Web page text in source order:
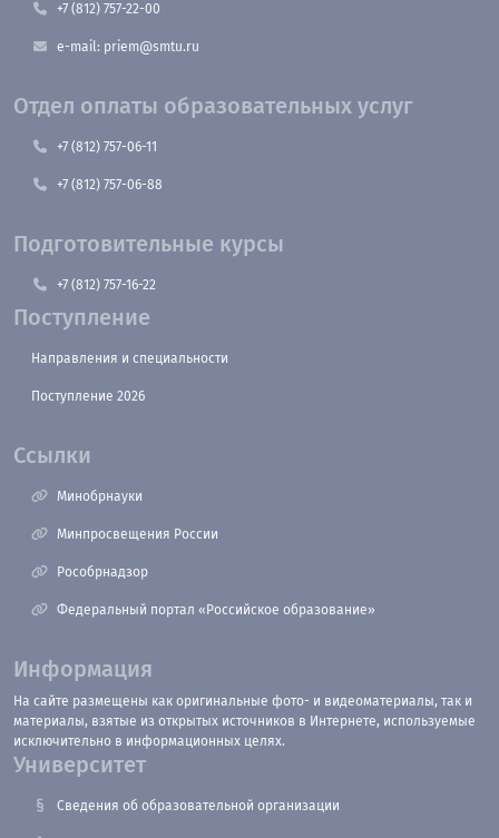
+7 (812) 757-22-00
e-mail: priem@smtu.ru
Отдел оплаты образовательных услуг
+7 (812) 757-06-11
+7 (812) 757-06-88
Подготовительные курсы
+7 (812) 757-16-22
Поступление
Направления и специальности
Поступление 2026
Ссылки
Минобрнауки
Минпросвещения России
Рособрнадзор
Федеральный портал «Российское образование»
Информация
На сайте размещены как оригинальные фото- и видеоматериалы, так и
материалы, взятые из открытых источников в Интернете, используемые
исключительно в информационных целях.
Университет
Сведения об образовательной организации